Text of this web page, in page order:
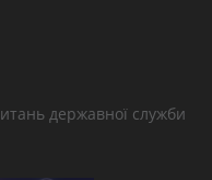
державної служби